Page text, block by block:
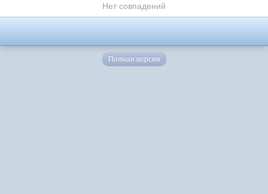
Нет совпадений
Полная версия